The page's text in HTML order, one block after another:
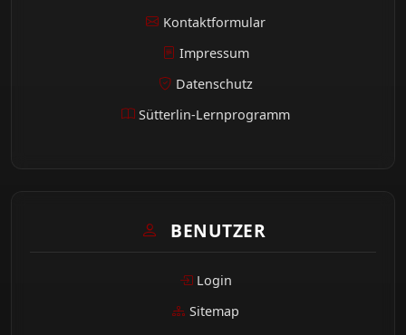
Kontaktformular
Impressum
Datenschutz
Sütterlin-Lernprogramm
BENUTZER
Login
Sitemap